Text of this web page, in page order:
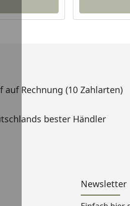
auf Rechnung (10 Zahlarten)
bester Händler
Newsletter